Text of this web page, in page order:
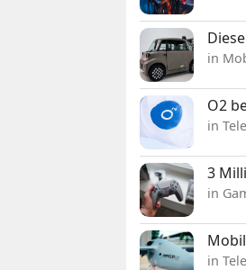
in
O2
in
3
in
in